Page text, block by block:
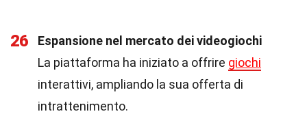
26
Espansione nel mercato dei videogiochi
La piattaforma ha iniziato a offrire giochi
interattivi, ampliando la sua offerta di
intrattenimento.